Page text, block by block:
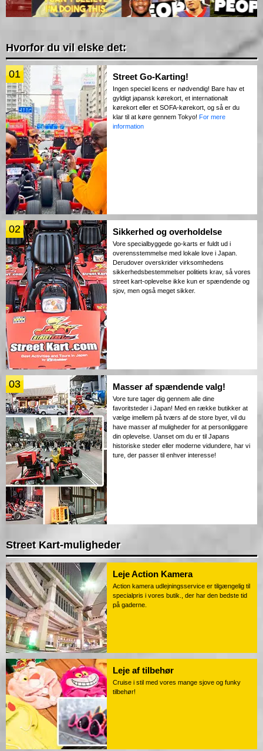
Hvorfor du vil elske det:
01 Street Go-Karting!
Ingen speciel licens er nødvendig! Bare hav et
gyldigt japansk kørekort, et internationalt
kørekort eller et SOFA-kørekort, og så er du
klar til at køre gennem Tokyo! For mere
information
02 Sikkerhed og overholdelse
Vore specialbyggede go-karts er fuldt ud i
overensstemmelse med lokale love i Japan.
Derudover overskrider virksomhedens
sikkerhedsbestemmelser politiets krav, så vores
street kart-oplevelse ikke kun er spændende og
sjov, men også meget sikker.
03 Masser af spændende valg!
Vore ture tager dig gennem alle dine
favoritsteder i Japan! Med en række butikker at
vælge imellem på tværs af de store byer, vil du
have masser af muligheder for at personliggøre
din oplevelse. Uanset om du er til Japans
historiske steder eller moderne vidundere, har vi
ture, der passer til enhver interesse!
Street Kart-muligheder
Leje Action Kamera
Action kamera udlejningsservice er tilgængelig til
specialpris i vores butik., der har den bedste tid
på gaderne.
Leje af tilbehør
Cruise i stil med vores mange sjove og funky
tilbehør!